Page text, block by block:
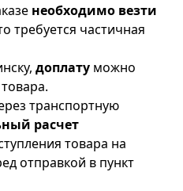
необходимо везти
требуется частичная
доплату можно
транспортную
расчет
товара на
отправкой в пункт